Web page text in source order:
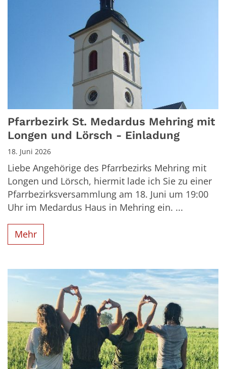
Pfarrbezirk St. Medardus Mehring mit
Longen und Lörsch - Einladung
18. Juni 2026
Liebe Angehörige des Pfarrbezirks Mehring mit
Longen und Lörsch, hiermit lade ich Sie zu einer
Pfarrbezirksversammlung am 18. Juni um 19:00
Uhr im Medardus Haus in Mehring ein. ...
Mehr